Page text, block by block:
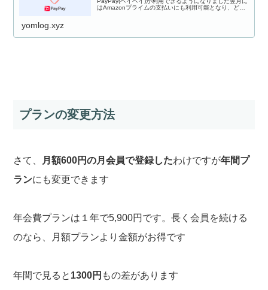
はAmazonプライムの支払いにも利用可能となり、どん
yomlog.xyz
プランの変更方法
さて、 月額600円の月会員で登録したわけですが年間プ
ランにも変更できます
年会費プランは１年で5,900円です。長く会員を続ける
のなら、月額プランより金額がお得です
年間で見ると 1300円 もの差があります